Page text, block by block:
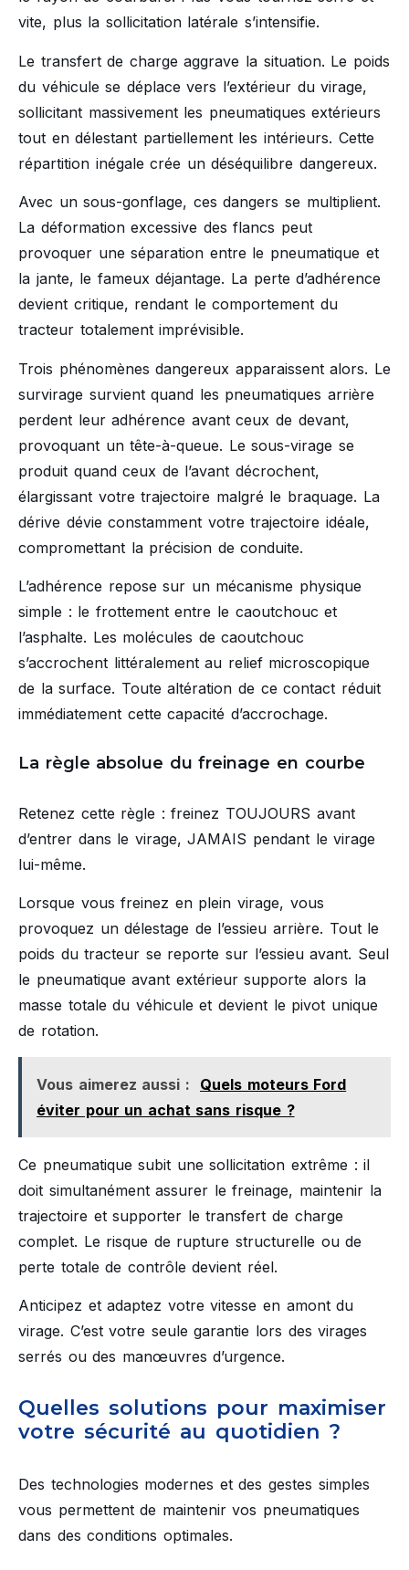
vite, plus la sollicitation latérale s’intensifie.
Le transfert de charge aggrave la situation. Le poids
du véhicule se déplace vers l’extérieur du virage,
sollicitant massivement les pneumatiques extérieurs
tout en délestant partiellement les intérieurs. Cette
répartition inégale crée un déséquilibre dangereux.
Avec un sous-gonflage, ces dangers se multiplient.
La déformation excessive des flancs peut
provoquer une séparation entre le pneumatique et
la jante, le fameux déjantage. La perte d’adhérence
devient critique, rendant le comportement du
tracteur totalement imprévisible.
Trois phénomènes dangereux apparaissent alors. Le
survirage survient quand les pneumatiques arrière
perdent leur adhérence avant ceux de devant,
provoquant un tête-à-queue. Le sous-virage se
produit quand ceux de l’avant décrochent,
élargissant votre trajectoire malgré le braquage. La
dérive dévie constamment votre trajectoire idéale,
compromettant la précision de conduite.
L’adhérence repose sur un mécanisme physique
simple : le frottement entre le caoutchouc et
l’asphalte. Les molécules de caoutchouc
s’accrochent littéralement au relief microscopique
de la surface. Toute altération de ce contact réduit
immédiatement cette capacité d’accrochage.
La règle absolue du freinage en courbe
Retenez cette règle : freinez TOUJOURS avant
d’entrer dans le virage, JAMAIS pendant le virage
lui-même.
Lorsque vous freinez en plein virage, vous
provoquez un délestage de l’essieu arrière. Tout le
poids du tracteur se reporte sur l’essieu avant. Seul
le pneumatique avant extérieur supporte alors la
masse totale du véhicule et devient le pivot unique
de rotation.
Vous aimerez aussi :
Quels moteurs Ford
éviter pour un achat sans risque ?
Ce pneumatique subit une sollicitation extrême : il
doit simultanément assurer le freinage, maintenir la
trajectoire et supporter le transfert de charge
complet. Le risque de rupture structurelle ou de
perte totale de contrôle devient réel.
Anticipez et adaptez votre vitesse en amont du
virage. C’est votre seule garantie lors des virages
serrés ou des manœuvres d’urgence.
Quelles solutions pour maximiser
votre sécurité au quotidien ?
Des technologies modernes et des gestes simples
vous permettent de maintenir vos pneumatiques
dans des conditions optimales.